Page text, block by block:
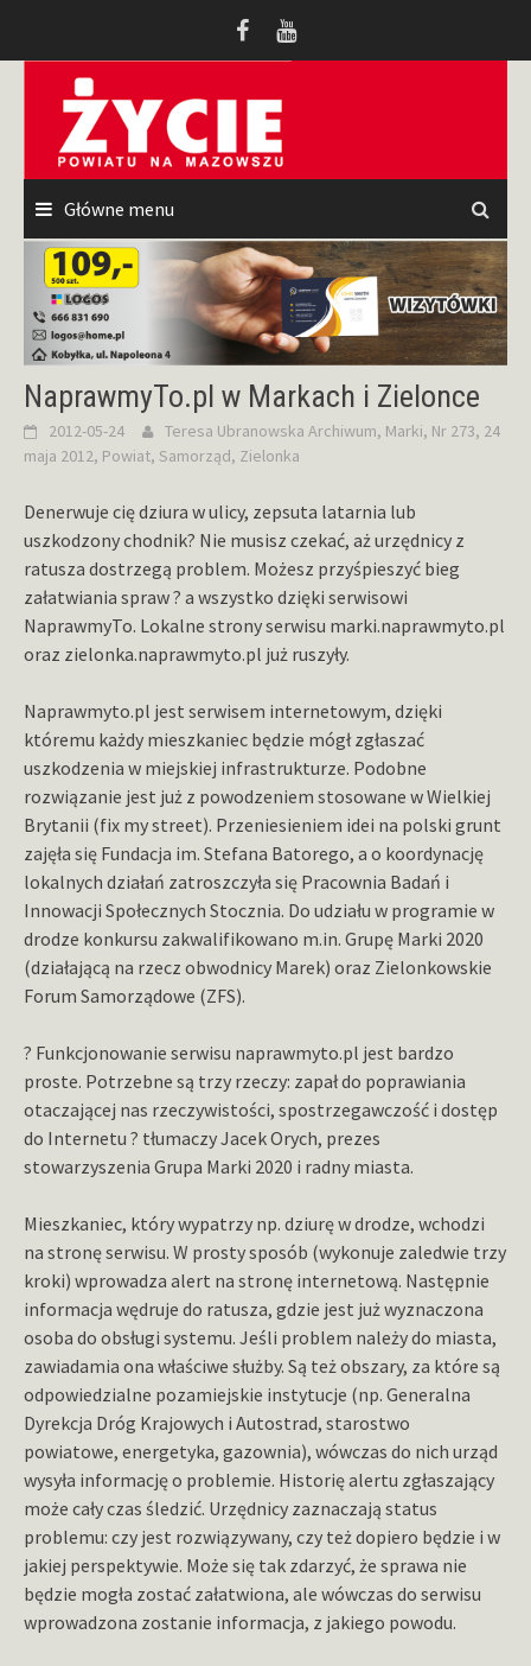
Główne menu
NaprawmyTo.pl w Markach i Zielonce
2012-05-24 Teresa Ubranowska Archiwum, Marki, Nr 273, 24
maja 2012, Powiat, Samorząd, Zielonka
Denerwuje cię dziura w ulicy, zepsuta latarnia lub
uszkodzony chodnik? Nie musisz czekać, aż urzędnicy z
ratusza dostrzegą problem. Możesz przyśpieszyć bieg
załatwiania spraw ? a wszystko dzięki serwisowi
NaprawmyTo. Lokalne strony serwisu marki.naprawmyto.pl
oraz zielonka.naprawmyto.pl już ruszyły.
Naprawmyto.pl jest serwisem internetowym, dzięki
któremu każdy mieszkaniec będzie mógł zgłaszać
uszkodzenia w miejskiej infrastrukturze. Podobne
rozwiązanie jest już z powodzeniem stosowane w Wielkiej
Brytanii (fix my street). Przeniesieniem idei na polski grunt
zajęła się Fundacja im. Stefana Batorego, a o koordynację
lokalnych działań zatroszczyła się Pracownia Badań i
Innowacji Społecznych Stocznia. Do udziału w programie w
drodze konkursu zakwalifikowano m.in. Grupę Marki 2020
(działającą na rzecz obwodnicy Marek) oraz Zielonkowskie
Forum Samorządowe (ZFS).
? Funkcjonowanie serwisu naprawmyto.pl jest bardzo
proste. Potrzebne są trzy rzeczy: zapał do poprawiania
otaczającej nas rzeczywistości, spostrzegawczość i dostęp
do Internetu ? tłumaczy Jacek Orych, prezes
stowarzyszenia Grupa Marki 2020 i radny miasta.
Mieszkaniec, który wypatrzy np. dziurę w drodze, wchodzi
na stronę serwisu. W prosty sposób (wykonuje zaledwie trzy
kroki) wprowadza alert na stronę internetową. Następnie
informacja wędruje do ratusza, gdzie jest już wyznaczona
osoba do obsługi systemu. Jeśli problem należy do miasta,
zawiadamia ona właściwe służby. Są też obszary, za które są
odpowiedzialne pozamiejskie instytucje (np. Generalna
Dyrekcja Dróg Krajowych i Autostrad, starostwo
powiatowe, energetyka, gazownia), wówczas do nich urząd
wysyła informację o problemie. Historię alertu zgłaszający
może cały czas śledzić. Urzędnicy zaznaczają status
problemu: czy jest rozwiązywany, czy też dopiero będzie i w
jakiej perspektywie. Może się tak zdarzyć, że sprawa nie
będzie mogła zostać załatwiona, ale wówczas do serwisu
wprowadzona zostanie informacja, z jakiego powodu.